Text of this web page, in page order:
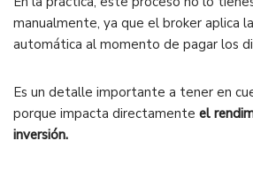
manualmente, ya que el broker aplica
automática al momento de pagar los
Es un detalle importante a tener en
porque impacta directamente el
inversión.